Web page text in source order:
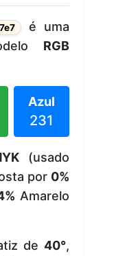
é uma
RGB
Azul
231
(usado
por 0%
Amarelo
de 40°,